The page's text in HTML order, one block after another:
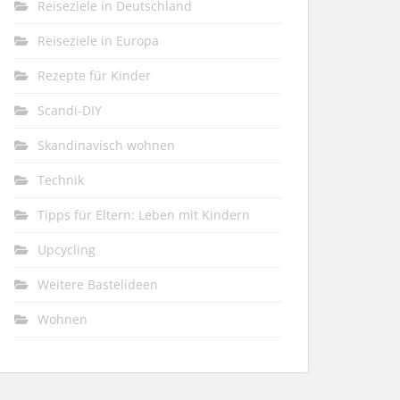
Reiseziele in Deutschland
Reiseziele in Europa
Rezepte für Kinder
Scandi-DIY
Skandinavisch wohnen
Technik
Tipps für Eltern: Leben mit Kindern
Upcycling
Weitere Bastelideen
Wohnen